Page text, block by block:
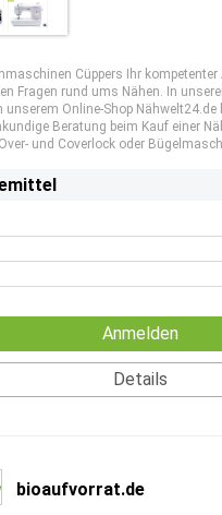
Cüppers Ihr kompetenter
Fragen rund ums Nähen. In
unserem Online-Shop Nähwelt24.de
Beratung beim Kauf einer
und Coverlock oder
Anmelden
Details
bioaufvorrat.de